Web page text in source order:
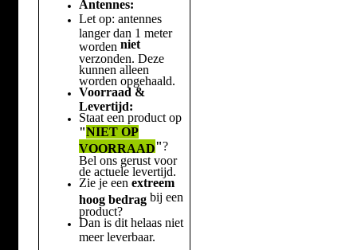
Antennes:
Let op: antennes
langer dan 1 meter
worden niet
verzonden. Deze
kunnen alleen
worden opgehaald.
Voorraad &
Levertijd:
Staat een product op
"NIET OP
VOORRAAD"?
Bel ons gerust voor
de actuele levertijd.
Zie je een extreem
hoog bedragbij een
product?
Dan is dit helaas niet
meer leverbaar.